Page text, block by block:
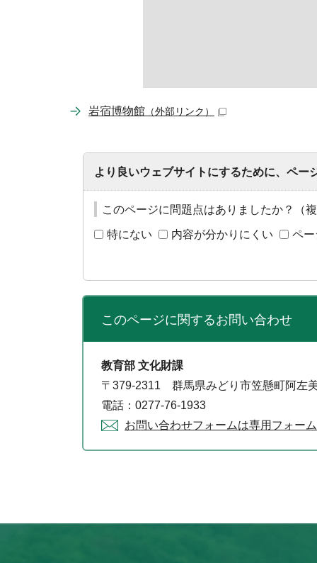
岩宿博物館 （外部リンク）
より良いウェブサイトにするために、ペー
このページに問題点はありましたか？（
特にない 内容が分かりにくい ペ
このページに関するお問い合わせ
教育部 文化財課
〒379-2311 群馬県みどり市笠懸町阿左
電話：0277-76-1933
お問い合わせフォームは専用フォー